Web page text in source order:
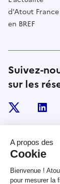
d'Atout France
en BREF
Suivez-
sur les
FRANÇAISE